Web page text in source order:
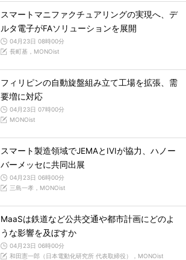
スマートマニファクチュアリングの実現へ、デ
ルタ電子がFAソリューションを展開
04月23日 08時00分
長町基，MONOist
フィリピンの自動旋盤組み立て工場を拡張、需
要増に対応
04月23日 07時00分
MONOist
スマート製造領域でJEMAとIVIが協力、ハノー
バーメッセに共同出展
04月23日 06時00分
三島一孝，MONOist
MaaSは鉄道など公共交通や都市計画にどのよ
うな影響を及ぼすか
04月23日 06時00分
和田憲一郎（日本電動化研究所 代表取締役），MONOist